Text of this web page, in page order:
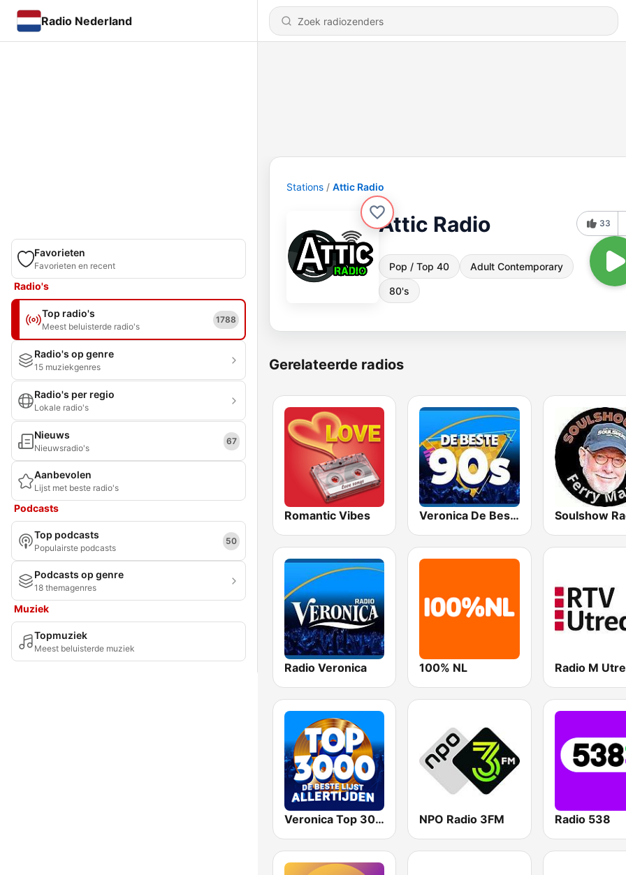
Radio Nederland
Favorieten
Favorieten en recent
Radio's
Top radio's
Meest beluisterde radio's
1788
Radio's op genre
15 muziekgenres
Radio's per regio
Lokale radio's
Nieuws
Nieuwsradio's
67
Aanbevolen
Lijst met beste radio's
Podcasts
Top podcasts
Populairste podcasts
50
Podcasts op genre
18 themagenres
Muziek
Topmuziek
Meest beluisterde muziek
Stations Attic Radio
Attic Radio
Pop / Top 40 Adult Contemporary
80's
33
Gerelateerde radios
Romantic Vibes Veronica De Beste 90s Soulshow
Radio Veronica 100% NL Radio M
Veronica Top 3000 NPO Radio 3FM Radio 538